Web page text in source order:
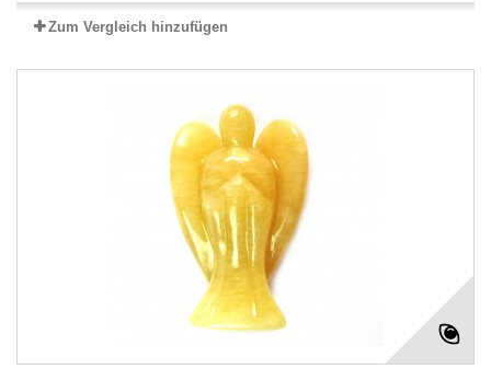
Zum Vergleich hinzufügen